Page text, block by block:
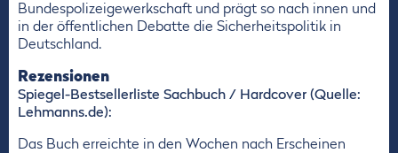
Bundespolizeigewerkschaft und prägt so nach innen und
in der öffentlichen Debatte die Sicherheitspolitik in
Deutschland.
Rezensionen
Spiegel-Bestsellerliste Sachbuch / Hardcover (Quelle:
Lehmanns.de):
Das Buch erreichte in den Wochen nach Erscheinen